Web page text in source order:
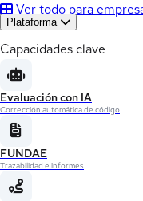
Ver todo para
Plataforma
Capacidades clave
Evaluación con IA
Corrección automática de código
FUNDAE
Trazabilidad e informes